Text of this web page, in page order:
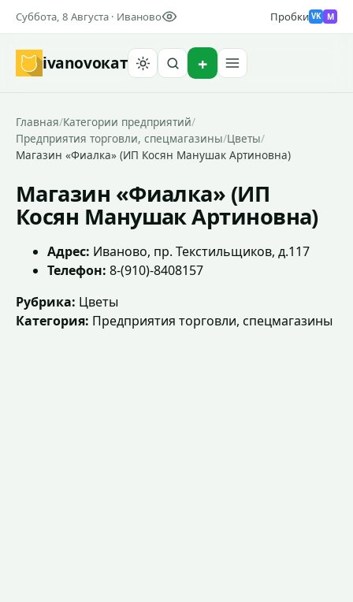
Суббота, 8 Августа · Иваново Пробки VK M
ivanovoкат
Главная/Категории предприятий/
Предприятия торговли, спецмагазины/Цветы/
Магазин «Фиалка» (ИП Косян Манушак Артиновна)
Магазин «Фиалка» (ИП
Косян Манушак Артиновна)
Адрес: Иваново, пр. Текстильщиков, д.117
Телефон: 8-(910)-8408157
Рубрика: Цветы
Категория: Предприятия торговли, спецмагазины